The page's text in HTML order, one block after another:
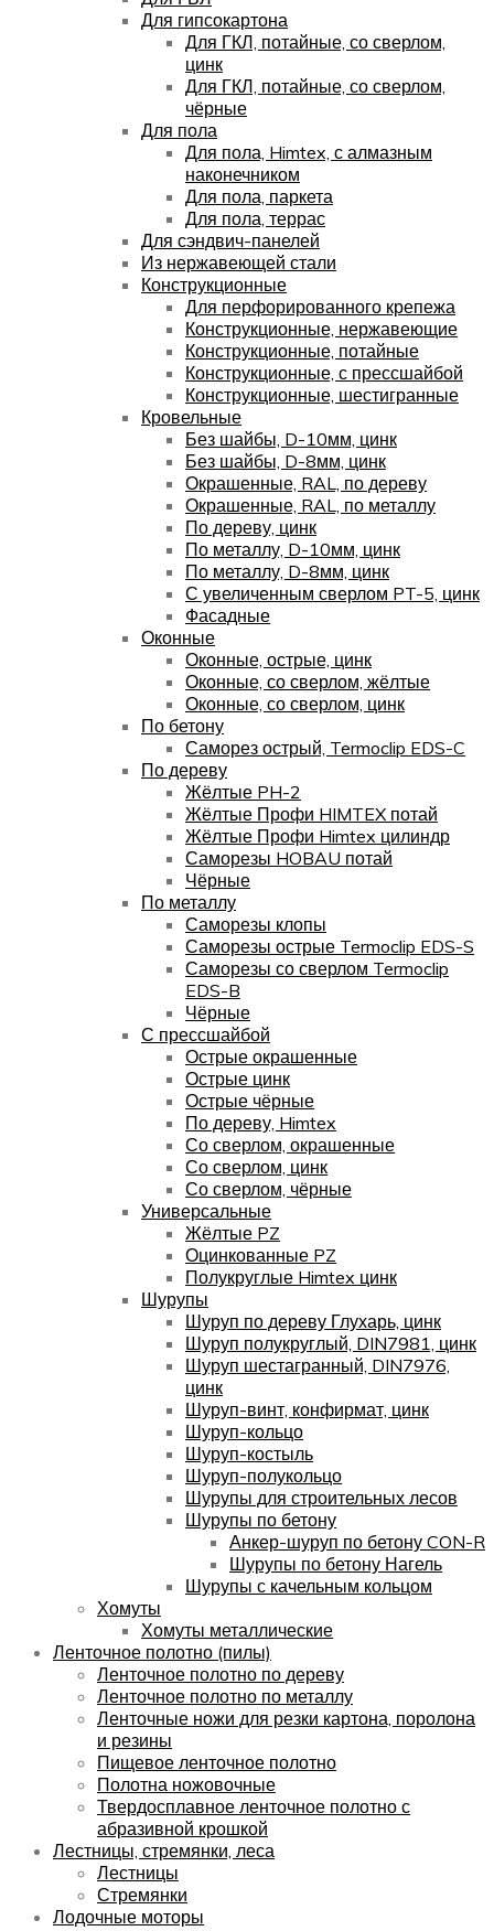
Для гипсокартона
Для ГКЛ, потайные, со сверлом,
цинк
Для ГКЛ, потайные, со сверлом,
чёрные
Для пола
Для пола, Himtex, с алмазным
наконечником
Для пола, паркета
Для пола, террас
Для сэндвич-панелей
Из нержавеющей стали
Конструкционные
Для перфорированного крепежа
Конструкционные, нержавеющие
Конструкционные, потайные
Конструкционные, с прессшайбой
Конструкционные, шестигранные
Кровельные
Без шайбы, D-10мм, цинк
Без шайбы, D-8мм, цинк
Окрашенные, RAL, по дереву
Окрашенные, RAL, по металлу
По дереву, цинк
По металлу, D-10мм, цинк
По металлу, D-8мм, цинк
С увеличенным сверлом PT-5, цинк
Фасадные
Оконные
Оконные, острые, цинк
Оконные, со сверлом, жёлтые
Оконные, со сверлом, цинк
По бетону
Саморез острый, Termoclip EDS-C
По дереву
Жёлтые PH-2
Жёлтые Профи HIMTEX потай
Жёлтые Профи Himtex цилиндр
Саморезы HOBAU потай
Чёрные
По металлу
Саморезы клопы
Саморезы острые Termoclip EDS-S
Саморезы со сверлом Termoclip
EDS-B
Чёрные
С прессшайбой
Острые окрашенные
Острые цинк
Острые чёрные
По дереву, Himtex
Со сверлом, окрашенные
Со сверлом, цинк
Со сверлом, чёрные
Универсальные
Жёлтые PZ
Оцинкованные PZ
Полукруглые Himtex цинк
Шурупы
Шуруп по дереву Глухарь, цинк
Шуруп полукруглый, DIN7981, цинк
Шуруп шестагранный, DIN7976,
цинк
Шуруп-винт, конфирмат, цинк
Шуруп-кольцо
Шуруп-костыль
Шуруп-полукольцо
Шурупы для строительных лесов
Шурупы по бетону
Анкер-шуруп по бетону CON-R
Шурупы по бетону Нагель
Шурупы с качельным кольцом
Хомуты
Хомуты металлические
Ленточное полотно (пилы)
Ленточное полотно по дереву
Ленточное полотно по металлу
Ленточные ножи для резки картона, поролона
и резины
Пищевое ленточное полотно
Полотна ножовочные
Твердосплавное ленточное полотно с
абразивной крошкой
Лестницы, стремянки, леса
Лестницы
Стремянки
Лодочные моторы